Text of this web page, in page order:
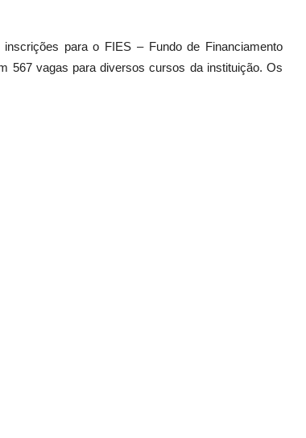
para o FIES – Fundo de Financiamento
567 vagas para diversos cursos da instituição. Os